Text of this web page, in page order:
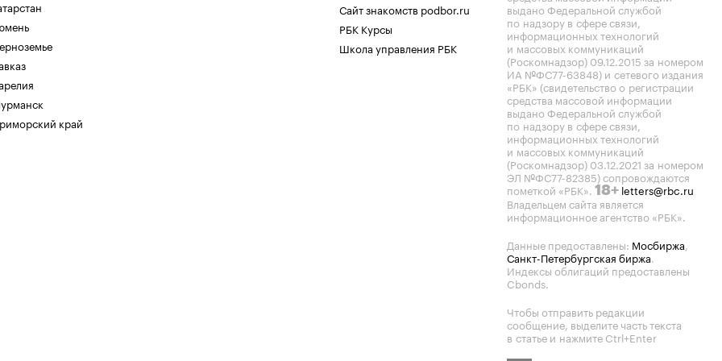
край
Сайт знакомств podbor.ru
РБК Курсы
Школа управления РБК
выдано Федеральной службой
по надзору в сфере связи,
информационных технологий
и массовых коммуникаций
(Роскомнадзор) 09.12.2015 за номером
ИА №ФС77-63848) и сетевого издания
«РБК» (свидетельство о регистрации
средства массовой информации
выдано Федеральной службой
по надзору в сфере связи,
информационных технологий
и массовых коммуникаций
(Роскомнадзор) 03.12.2021 за номером
ЭЛ №ФС77-82385) сопровождаются
пометкой «РБК». 18+ letters@rbc.ru
Владельцем сайта является
информационное агентство «РБК».
Данные предоставлены: Мосбиржа,
Санкт-Петербургская биржа.
Индексы облигаций предоставлены
Cbonds.
Чтобы отправить редакции
сообщение, выделите часть текста
в статье и нажмите Ctrl+Enter